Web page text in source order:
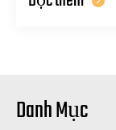
Danh Mục